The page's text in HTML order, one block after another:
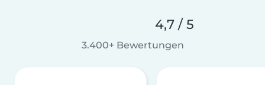
4,7 / 5
3.400+ Bewertungen